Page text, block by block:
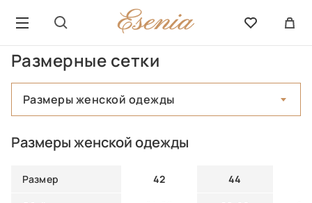
Размерные сетки
Размеры женской одежды
Размеры женской одежды
Размер 42 44